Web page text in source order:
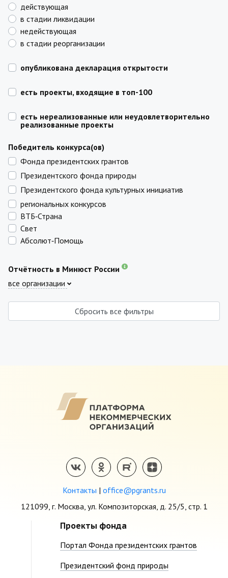
действующая
в стадии ликвидации
недействующая
в стадии реорганизации
опубликована декларация открытости
есть проекты, входящие в топ-100
есть нереализованные или неудовлетворительно
реализованные проекты
Победитель конкурса(ов)
Фонда президентских грантов
Президентского фонда природы
Президентского фонда культурных инициатив
региональных конкурсов
ВТБ‑Страна
Свет
Абсолют‑Помощь
Отчётность в Минюст России
все организации
Сбросить все фильтры
Контакты | office@pgrants.ru
121099, г. Москва, ул. Композиторская, д. 25/5, стр. 1
Проекты фонда
Портал Фонда президентских грантов
Президентский фонд природы